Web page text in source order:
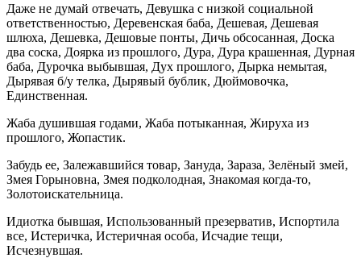
Даже не думай отвечать, Девушка с низкой социальной
ответственностью, Деревенская баба, Дешевая, Дешевая
шлюха, Дешевка, Дешовые понты, Дичь обсосанная, Доска
два соска, Доярка из прошлого, Дура, Дура крашенная, Дурная
баба, Дурочка выбывшая, Дух прошлого, Дырка немытая,
Дырявая б/у телка, Дырявый бублик, Дюймовочка,
Единственная.
Жаба душившая годами, Жаба потыканная, Жируха из
прошлого, Жопастик.
Забудь ее, Залежавшийся товар, Зануда, Зараза, Зелёный змей,
Змея Горыновна, Змея подколодная, Знакомая когда-то,
Золотоискательница.
Идиотка бывшая, Использованный презерватив, Испортила
все, Истеричка, Истеричная особа, Исчадие тещи,
Исчезнувшая.